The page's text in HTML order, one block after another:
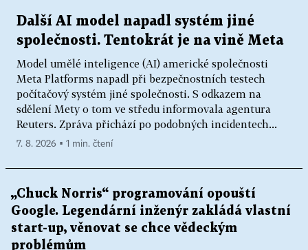
Další AI model napadl systém jiné
společnosti. Tentokrát je na vině Meta
Model umělé inteligence (AI) americké společnosti
Meta Platforms napadl při bezpečnostních testech
počítačový systém jiné společnosti. S odkazem na
sdělení Mety o tom ve středu informovala agentura
Reuters. Zpráva přichází po podobných incidentech...
7. 8. 2026 ▪ 1 min. čtení
„Chuck Norris“ programování opouští
Google. Legendární inženýr zakládá vlastní
start-up, věnovat se chce vědeckým
problémům